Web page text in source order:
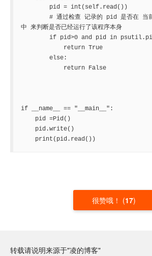
pid = int(self.read())
# 通过检查 记录的 pid 是否在 当前
中 来判断是否已经运行了该程序本身
if pid>0 and pid in
return True
else:
return False
if __name__ == "__main__":
pid =Pid()
pid.write()
print(pid.read())
很赞哦！ (17)
转载请说明来源于"凌的博客"